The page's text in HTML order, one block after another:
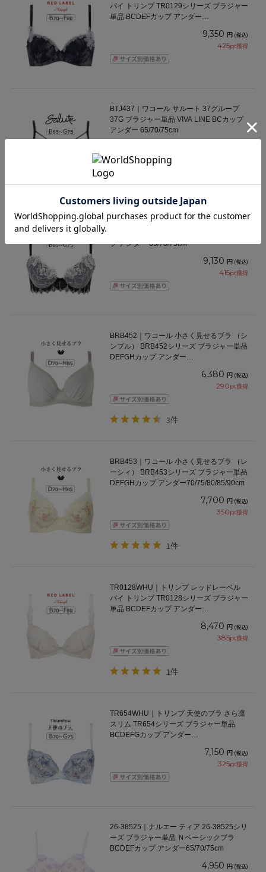
バイ トリンプ TR0129シリーズ ブラジャー
単品 BCDEFカップ アンダー
9,350 円 (税込)
425pt獲得
BTJ437｜ワコール サルート 37グループ
37G ブラジャー単品 VIVA LINE BCカップ
アンダー 65/70/75cm
BTJ737｜ワコール サルート 37グループ
プ アンダー 65/70/75cm
9,130 円 (税込)
415pt獲得
BRB452｜ワコール 小さく見せるブラ （シ
ンプル） BRB452シリーズ ブラジャー単品
DEFGHカップ アンダー
6,380 円 (税込)
290pt獲得
3件
BRB453｜ワコール 小さく見せるブラ （レ
ーシィ） BRB453シリーズ ブラジャー単品
DEFGHカップ アンダー70/75/80/85/90cm
7,700 円 (税込)
350pt獲得
1件
TR0128WHU｜トリンプ レッドレーベル
バイ トリンプ TR0128シリーズ ブラジャー
単品 BCDEFカップ アンダー
8,470 円 (税込)
385pt獲得
1件
TR654WHU｜トリンプ 天使のブラ さら凛
スリム TR654シリーズ ブラジャー単品
BCDEFGカップ アンダー
7,150 円 (税込)
325pt獲得
26-38525｜ナルエー ティア 26-38525シリ
ーズ ブラジャー単品 Ｎベーシックブラ
BCDEFカップ アンダー65/70/75cm
4,950 円 (税込)